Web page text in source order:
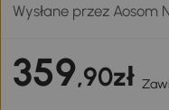
Wysłane przez Aosom
359,90zł